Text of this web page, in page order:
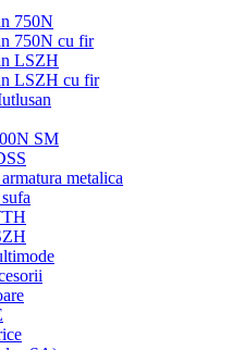
750N
750N cu fir
LSZH
LSZH cu fir
SM
metalica